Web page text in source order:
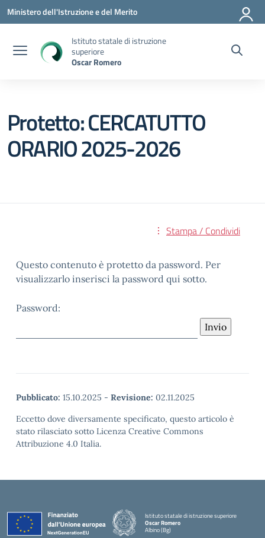
Vai ai contenuti
Vai al menu di navigazione
Vai al footer
Ministero dell'Istruzione e del Merito
Istituto statale di istruzione
superiore
Oscar Romero
Protetto: CERCATUTTO
ORARIO 2025-2026
Stampa / Condividi
Questo contenuto è protetto da password. Per
visualizzarlo inserisci la password qui sotto.
Password:
Pubblicato: 15.10.2025 - Revisione: 02.11.2025
Eccetto dove diversamente specificato, questo articolo è
stato rilasciato sotto Licenza Creative Commons
Attribuzione 4.0 Italia.
Istituto statale di istruzione superiore
Oscar Romero
Albino (Bg)